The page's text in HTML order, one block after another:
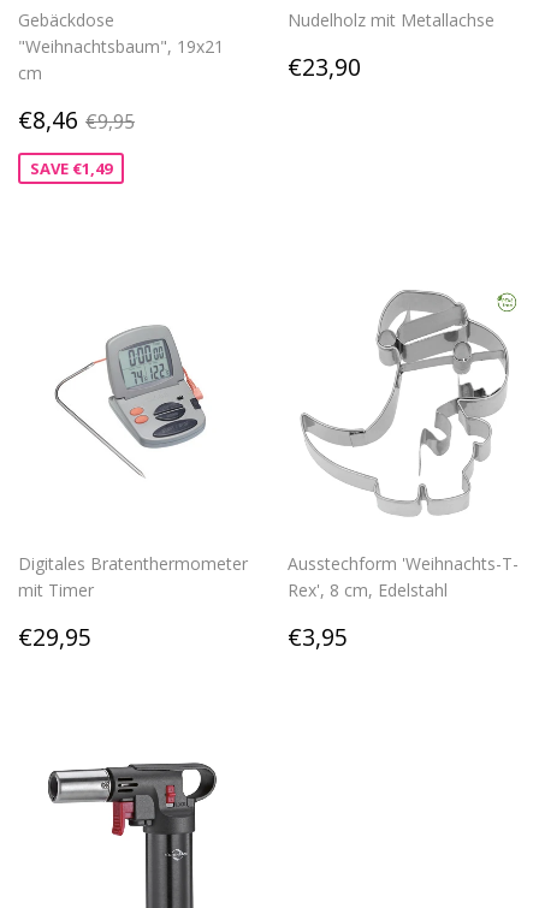
Gebäckdose
"Weihnachtsbaum", 19x21
cm
Sale
price
€8,46 €8,46
Regular price
€9,95
SAVE €1,49
Nudelholz mit Metallachse
Regular
price
€23,90
Digitales Bratenthermometer
mit Timer
Regular
price
€29,95
Ausstechform 'Weihnachts-T-
Rex', 8 cm, Edelstahl
Regular
price
€3,95